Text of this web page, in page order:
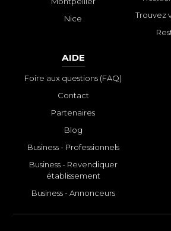
Nice
Trouvez
AIDE
Foire aux questions (FAQ)
Contact
Partenaires
Blog
Business - Professionnels
Business - Revendiquer
établissement
Business - Annonceurs